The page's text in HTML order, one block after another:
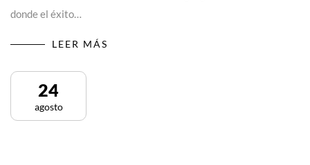
donde el éxito…
LEER MÁS
24
agosto